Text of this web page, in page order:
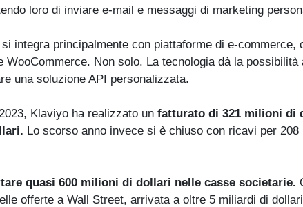
loro di inviare e-mail e messaggi di marketing
integra principalmente con piattaforme di e-commerce,
WooCommerce. Non solo. La tecnologia dà la
una soluzione API personalizzata.
Klaviyo ha realizzato un fatturato di 321 milioni di
Lo scorso anno invece si è chiuso con ricavi per
quasi 600 milioni di dollari nelle casse societarie.
offerte a Wall Street, arrivata a oltre 5 miliardi di